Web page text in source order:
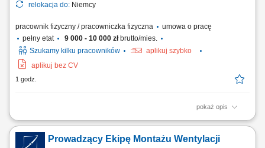
relokacja do: Niemcy
pracownik fizyczny / pracowniczka fizyczna
umowa o pracę
pełny etat
9 000 - 10 000 złbrutto/mies.
Szukamy kilku pracowników
aplikuj szybko
aplikuj bez CV
1 godz.
pokaż opis
Opis stanowiska: obsługa wózka transportowego lub pojazdu
logistycznego na terenie zakładu, dostarczanie komponentów i
materiałów na linię produkcyjną, realizacja bieżących zadań
Prowadzący Ekipę Montażu Wentylacji